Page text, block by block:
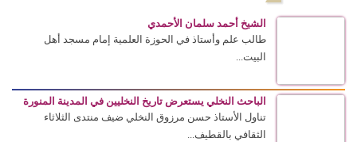
الشيخ أحمد سلمان الأحمدي
طالب علم وأستاذ في الحوزة العلمية إمام مسجد أهل
البيت...
الباحث النخلي يستعرض تاريخ النخليين في المدينة المنورة
تناول الأستاذ حسن مرزوق النخلي ضيف منتدى الثلاثاء
الثقافي بالقطيف...